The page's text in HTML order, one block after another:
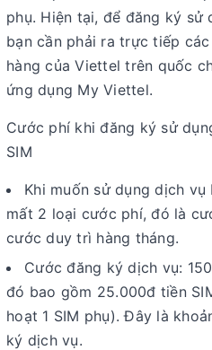
phụ. Hiện tại, để đăng ký sử
bạn cần phải ra trực tiếp
hàng của Viettel trên quốc
ứng dụng My Viettel.
Cước phí khi đăng ký sử
SIM
Khi muốn sử dụng dịch vụ
mất 2 loại cước phí, đó là
cước duy trì hàng tháng.
Cước đăng ký dịch vụ:
đó bao gồm 25.000đ tiền
hoạt 1 SIM phụ). Đây là
ký dịch vụ.